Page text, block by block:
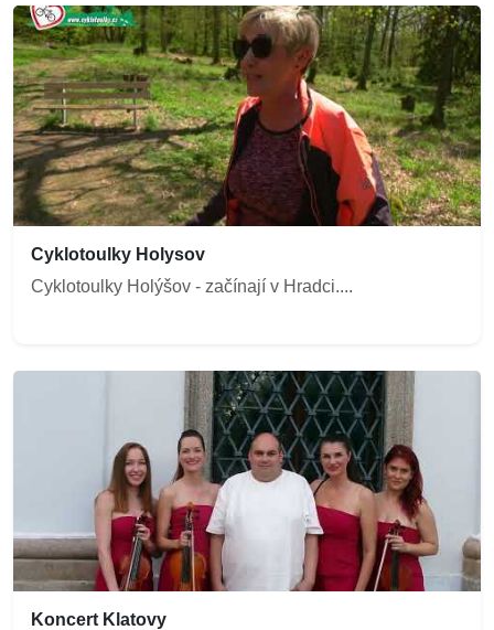
Cyklotoulky Holysov
Cyklotoulky Holýšov - začínají v Hradci....
Koncert Klatovy